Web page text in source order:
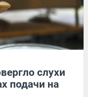
слухи
подачи на